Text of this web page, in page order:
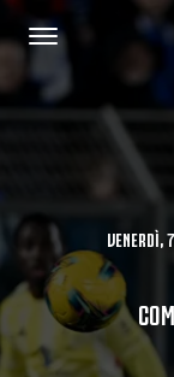
VENERDÌ,